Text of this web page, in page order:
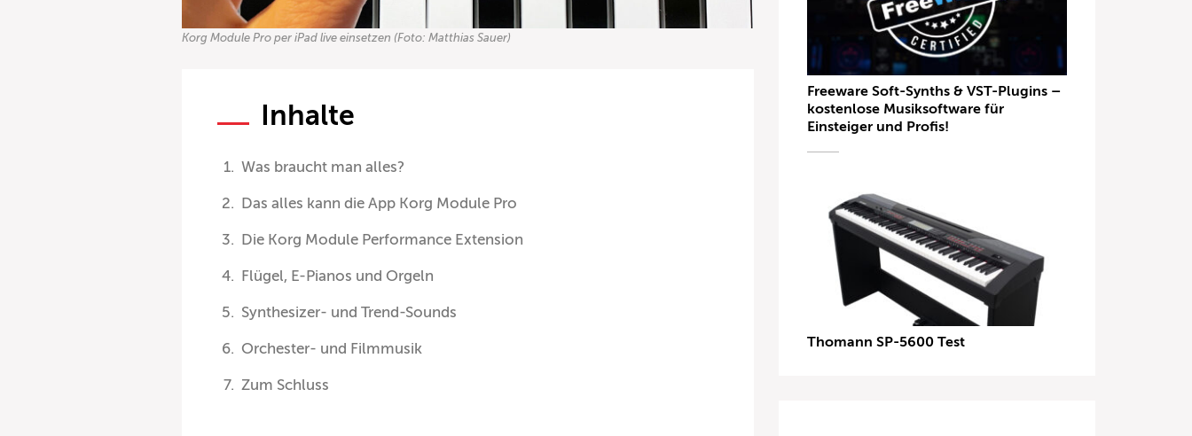
Korg Module Pro per iPad live einsetzen (Foto: Matthias Sauer)
Inhalte
Was braucht man alles?
Das alles kann die App Korg Module Pro
Die Korg Module Performance Extension
Flügel, E-Pianos und Orgeln
Synthesizer- und Trend-Sounds
Orchester- und Filmmusik
Zum Schluss
Freeware Soft-Synths & VST-Plugins –
kostenlose Musiksoftware für
Einsteiger und Profis!
Thomann SP-5600 Test